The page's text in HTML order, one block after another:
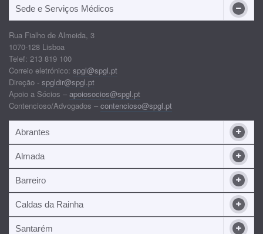
Sede e Serviços Médicos
Rua Fialho de Almeida, 3
1070-128 Lisboa
Telef: 213 819 100
Correio eletrónico: spgl@spgl.pt
Direção - spgldir@spgl.pt
Apoio a Sócios – apoiosocios@spgl.pt
Contencioso/Advogados – contencioso@spgl.pt
Abrantes
Almada
Barreiro
Caldas da Rainha
Santarém